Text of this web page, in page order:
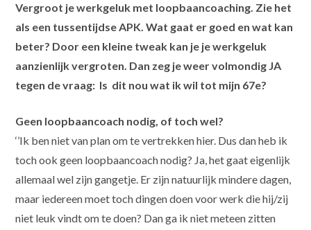
Vergroot je werkgeluk met loopbaancoaching. Zie het
als een tussentijdse APK. Wat gaat er goed en wat kan
beter? Door een kleine tweak kan je je werkgeluk
aanzienlijk vergroten. Dan zeg je weer volmondig JA
tegen de vraag: Is dit nou wat ik wil tot mijn 67e?
Geen loopbaancoach nodig, of toch wel?
‘’Ik ben niet van plan om te vertrekken hier. Dus dan heb ik
toch ook geen loopbaancoach nodig? Ja, het gaat eigenlijk
allemaal wel zijn gangetje. Er zijn natuurlijk mindere dagen,
maar iedereen moet toch dingen doen voor werk die hij/zij
niet leuk vindt om te doen? Dan ga ik niet meteen zitten